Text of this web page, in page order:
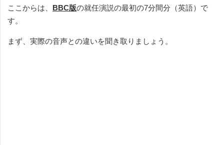
ここからは、 BBC版の就任演説の最初の7分間分（英語）で
す。
まず、実際の音声との違いを聞き取りましょう。